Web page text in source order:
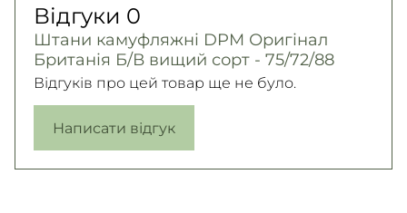
Відгуки 0
Штани камуфляжні DPM Оригінал
Британія Б/В вищий сорт - 75/72/88
Відгуків про цей товар ще не було.
Написати відгук